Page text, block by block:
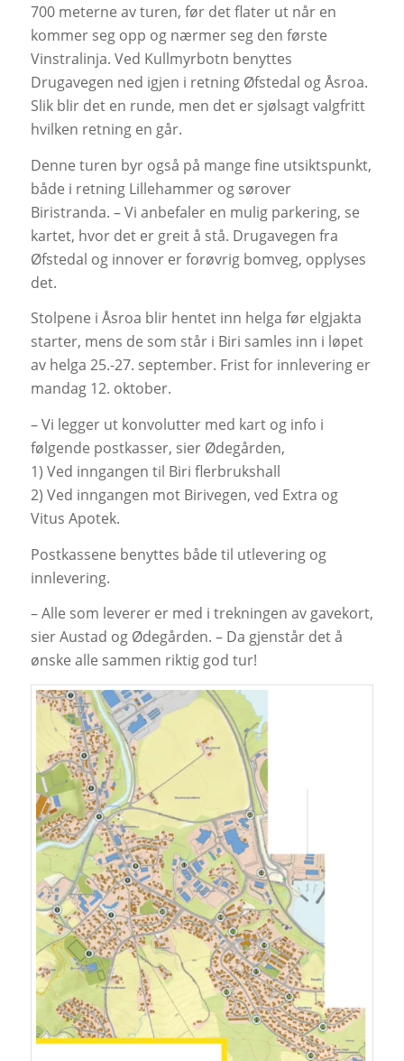
700 meterne av turen, før det flater ut når en
kommer seg opp og nærmer seg den første
Vinstralinja. Ved Kullmyrbotn benyttes
Drugavegen ned igjen i retning Øfstedal og Åsroa.
Slik blir det en runde, men det er sjølsagt valgfritt
hvilken retning en går.
Denne turen byr også på mange fine utsiktspunkt,
både i retning Lillehammer og sørover
Biristranda. – Vi anbefaler en mulig parkering, se
kartet, hvor det er greit å stå. Drugavegen fra
Øfstedal og innover er forøvrig bomveg, opplyses
det.
Stolpene i Åsroa blir hentet inn helga før elgjakta
starter, mens de som står i Biri samles inn i løpet
av helga 25.-27. september. Frist for innlevering er
mandag 12. oktober.
– Vi legger ut konvolutter med kart og info i
følgende postkasser, sier Ødegården,
1) Ved inngangen til Biri flerbrukshall
2) Ved inngangen mot Birivegen, ved Extra og
Vitus Apotek.
Postkassene benyttes både til utlevering og
innlevering.
– Alle som leverer er med i trekningen av gavekort,
sier Austad og Ødegården. – Da gjenstår det å
ønske alle sammen riktig god tur!